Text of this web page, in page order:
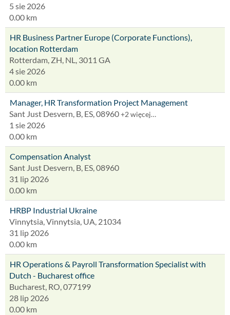
5 sie 2026
0.00 km
HR Business Partner Europe (Corporate Functions),
location Rotterdam
Rotterdam, ZH, NL, 3011 GA
4 sie 2026
0.00 km
Manager, HR Transformation Project Management
Sant Just Desvern, B, ES, 08960+2 więcej…
1 sie 2026
0.00 km
Compensation Analyst
Sant Just Desvern, B, ES, 08960
31 lip 2026
0.00 km
HRBP Industrial Ukraine
Vinnytsia, Vinnytsia, UA, 21034
31 lip 2026
0.00 km
HR Operations & Payroll Transformation Specialist with
Dutch - Bucharest office
Bucharest, RO, 077199
28 lip 2026
0.00 km